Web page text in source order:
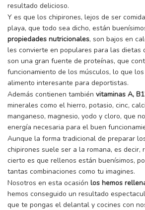
resultado delicioso.
Y es que los chipirones, lejos de ser
playa, que todo sea dicho, están
propiedades nutricionales, son bajos en
les convierte en populares para las dietas
son una gran fuente de proteínas, que
funcionamiento de los músculos, lo que
alimento interesante para deportistas.
Además contienen también vitaminas A,
minerales como el hierro, potasio, cinc,
manganeso, magnesio, yodo y cloro, que
energía necesaria para el buen
Aunque la forma tradicional de preparar
chipirones suele ser a la romana, es decir,
cierto es que rellenos están buenísimos,
tantas combinaciones como tu imagines.
Nosotros en esta ocasión los hemos
hemos conseguido un resultado
que te pongas el delantal y cocines con